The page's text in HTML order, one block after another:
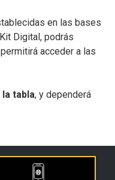
en las bases
Digital, podrás
acceder a las
tabla, y dependerá